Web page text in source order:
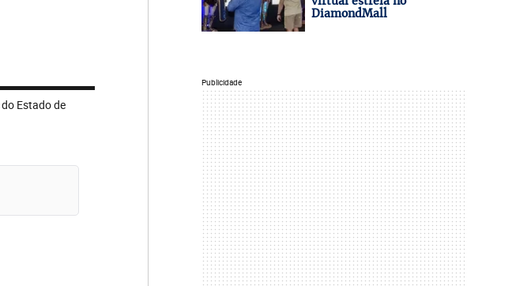
Estado de
DiamondMall
Publicidade